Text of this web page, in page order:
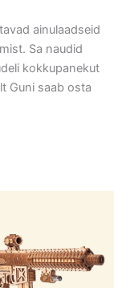
ainulaadseid
Sa naudid
kokkupanekut
Guni saab osta